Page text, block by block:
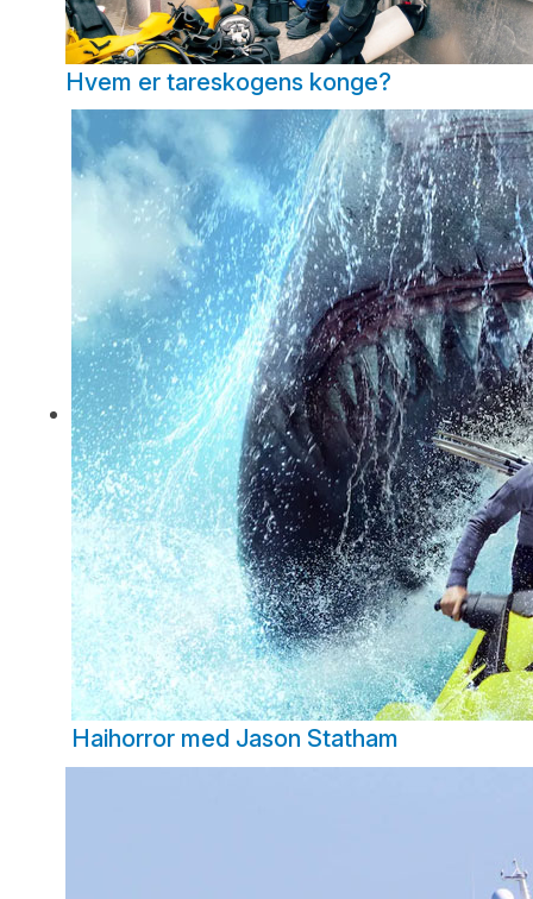
Hvem er tareskogens konge?
Haihorror med Jason Statham